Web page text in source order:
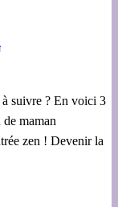
à suivre ? En voici 3
maman
zen ! Devenir la